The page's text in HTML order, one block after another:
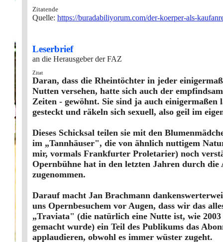
Zitatende
Quelle: https://buradabiliyorum.com/der-koerper-als-
Leserbrief
an die Herausgeber der FAZ
Zitat
Daran, dass die Rheintöchter in jeder
Nutten versehen, hatte sich auch der
Zeiten - gewöhnt. Sie sind ja auch
gesteckt und räkeln sich sexuell, also geil im
Dieses Schicksal teilen sie mit den
im „Tannhäuser", die von ähnlich nuttigem
mir, vormals Frankfurter Proletarier) noch
Opernbühne hat in den letzten Jahren durch
zugenommen.
Darauf macht Jan Brachmann
uns Opernbesuchem vor Augen, dass wir das
„Traviata" (die natürlich eine Nutte ist, wie
gemacht wurde) ein Teil des Publikums das
applaudieren, obwohl es immer wüster zugeht.